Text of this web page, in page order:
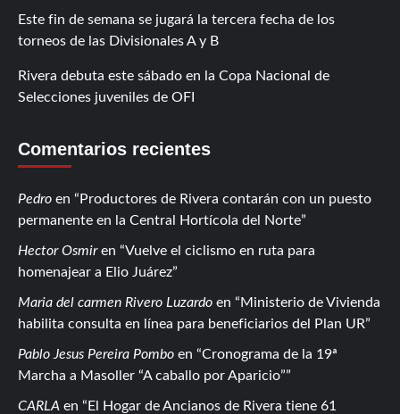
Este fin de semana se jugará la tercera fecha de los
torneos de las Divisionales A y B
Rivera debuta este sábado en la Copa Nacional de
Selecciones juveniles de OFI
Comentarios recientes
Pedro en
Productores de Rivera contarán con un puesto
permanente en la Central Hortícola del Norte
Hector Osmiren
Vuelve el ciclismo en ruta para
homenajear a Elio Juárez
Maria del carmen Rivero Luzardo en
Ministerio de Vivienda
habilita consulta en línea para beneficiarios del Plan UR
Pablo Jesus Pereira Pombo en
Cronograma de la 19ª
Marcha a Masoller “A caballo por Aparicio”
CARLA en
El Hogar de Ancianos de Rivera tiene 61